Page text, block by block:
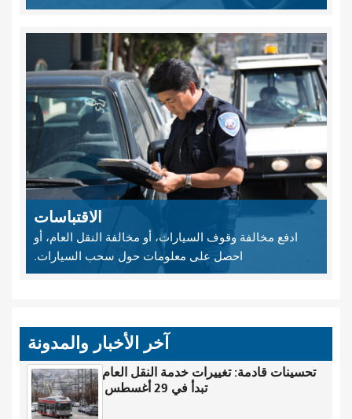
الاقتباسات
ادفع مخالفة وقوف السيارات، أو مخالفة النقل العام، أو
احصل على معلومات حول سحب السيارات.
آخر الأخبار والمدونة
تحسينات قادمة: تغييرات خدمة النقل العام
تبدأ في 29 أغسطس